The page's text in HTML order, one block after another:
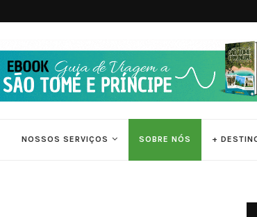
NOSSOS SERVIÇOS SOBRE NÓS +